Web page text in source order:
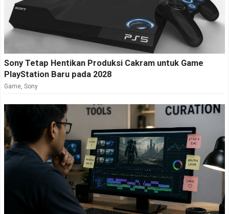
Sony Tetap Hentikan Produksi Cakram untuk Game
PlayStation Baru pada 2028
Game, Sony